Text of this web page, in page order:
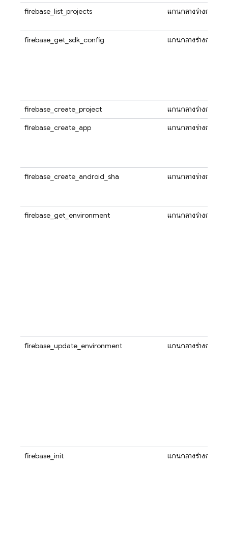
firebase_list_projects แกนกลางร่างกาย
firebase_get_sdk_config แกนกลางร่างกาย
firebase_create_project
แกนกลางร่างกาย
firebase_create_app
แกนกลางร่างกาย
firebase_create_android_sha แกนกลางร่างกาย
firebase_get_environment แกนกลางร่างกาย
firebase_update_environment แกนกลางร่างกาย
firebase_init แกนกลางร่างกาย